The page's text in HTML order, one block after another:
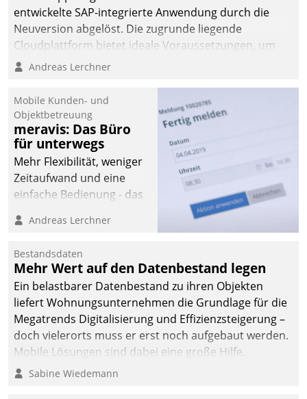
automatisiert, vollständig
und auf Wunsch über
mehrere zuvor
Kommunikationswege bei
entwickelte SAP-integrierte Anwendung durch die
Neuversion abgelöst. Die zugrunde liegende
Cloudplattform bietet ideale Voraussetzungen, um
die Funktionalität der App zu erweitern und weitere
integrieren.
Andreas Lerchner
Mobile Kunden- und
Objektbetreuung
meravis: Das Büro
für unterwegs
Mehr Flexibilität, weniger
Zeitaufwand und eine
einfache Bedienung - das
Cockpit für mobile
Datatrain. Die meravis
Wohnungsbau- und
Immobilien GmbH hat
sich dabei für den Betrieb
der Lösung über die SAP
Cloud Platform
entschieden - als erstes
Unternehmen am
Andreas Lerchner
Bestandsdaten
Mehr Wert auf den Datenbestand legen
Ein belastbarer Datenbestand zu ihren Objekten
liefert Wohnungsunternehmen die Grundlage für die
Megatrends Digitalisierung und Effizienzsteigerung –
doch vielerorts muss er erst noch aufgebaut werden.
Mobile Lösungen sind dabei eine große Hilfe.
Sabine Wiedemann